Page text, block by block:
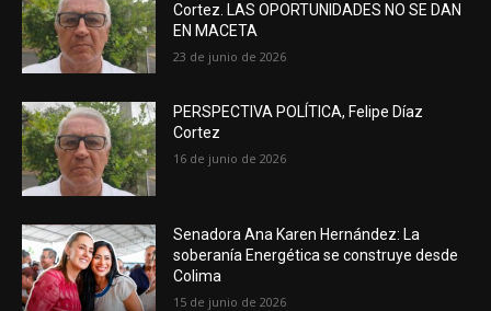
Cortez. LAS OPORTUNIDADES NO SE DAN
EN MACETA
23 de junio de 2026
PERSPECTIVA POLÍTICA, Felipe Díaz
Cortez
16 de junio de 2026
Senadora Ana Karen Hernández: La
soberanía Energética se construye desde
Colima
15 de junio de 2026